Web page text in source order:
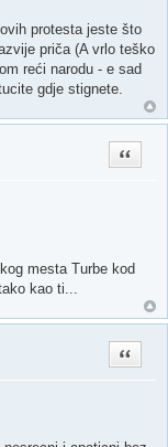
protesta jeste što
priča (A vrlo teško
reći narodu - e sad
gdje stignete.
Quote
mesta Turbe kod
kao ti...
Quote